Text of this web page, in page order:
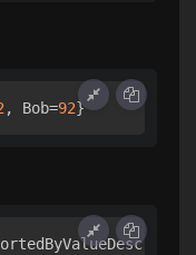
, Bob=92
=